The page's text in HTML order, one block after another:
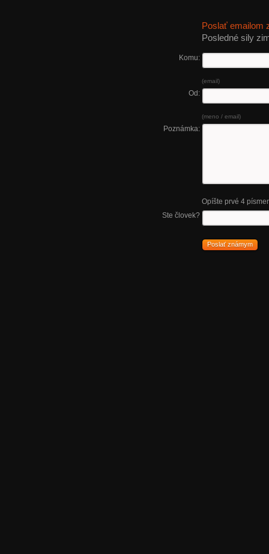
Poslať emailom
Posledné sily
Komu:
(email)
Od:
(meno / email)
Poznámka:
Opíšte prvé 4
Ste človek?
Poslať známym